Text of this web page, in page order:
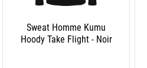
Sweat Homme Kumu
Hoody Take Flight - Noir